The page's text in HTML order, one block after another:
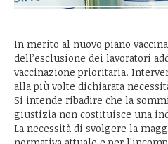
In merito al nuovo piano
dell’esclusione dei lavoratori
vaccinazione prioritaria.
alla più volte dichiarata
Si intende ribadire che la
giustizia non costituisce una
La necessità di svolgere la